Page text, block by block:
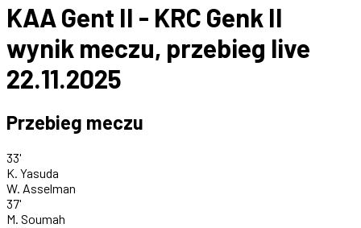
KAA Gent II - KRC Genk II
wynik meczu, przebieg live
22.11.2025
Przebieg meczu
33'
K. Yasuda
W. Asselman
37'
M. Soumah